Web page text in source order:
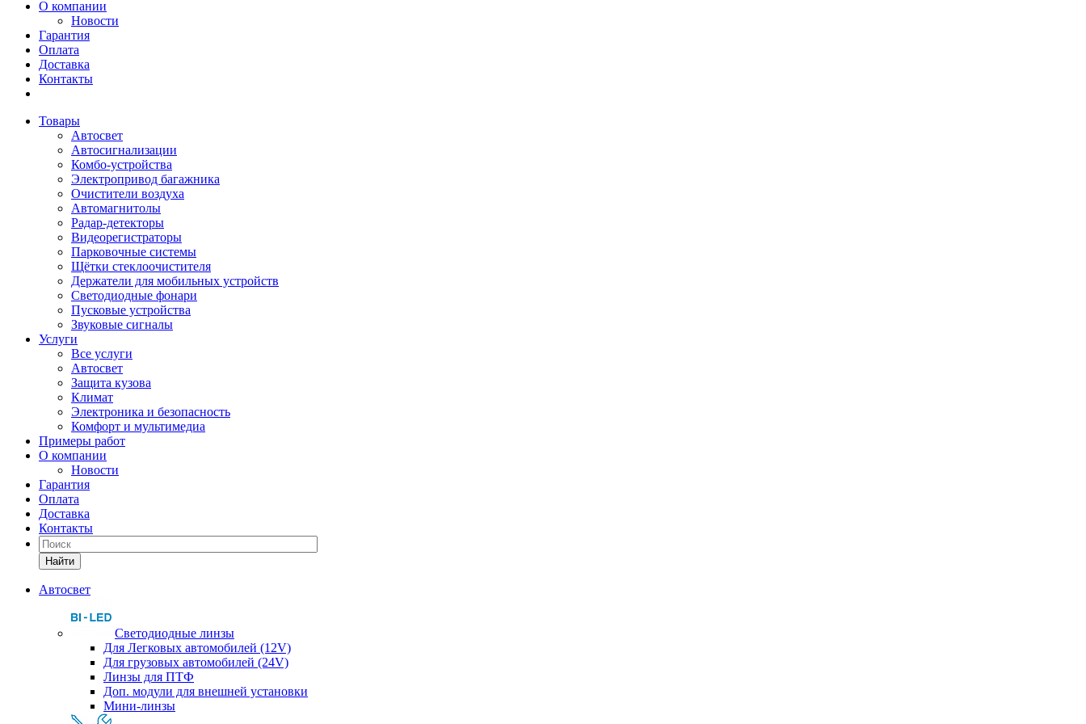
О компании
Новости
Гарантия
Оплата
Доставка
Контакты
Товары
Автосвет
Автосигнализации
Комбо-устройства
Электропривод багажника
Очистители воздуха
Автомагнитолы
Радар-детекторы
Видеорегистраторы
Парковочные системы
Щётки стеклоочистителя
Держатели для мобильных устройств
Светодиодные фонари
Пусковые устройства
Звуковые сигналы
Услуги
Все услуги
Автосвет
Защита кузова
Климат
Электроника и безопасность
Комфорт и мультимедиа
Примеры работ
О компании
Новости
Гарантия
Оплата
Доставка
Контакты
Найти
Автосвет
Светодиодные линзы
Для Легковых автомобилей (12V)
Для грузовых автомобилей (24V)
Линзы для ПТФ
Доп. модули для внешней установки
Мини-линзы